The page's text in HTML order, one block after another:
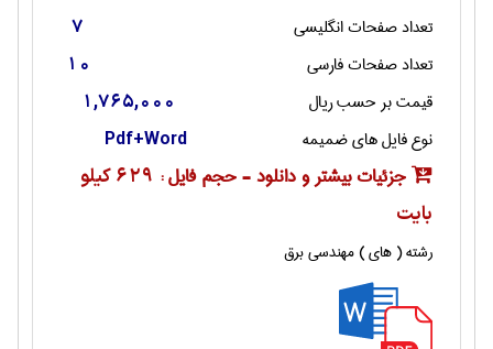
تعداد صفحات انگليسی 7
تعداد صفحات فارسی 10
قیمت بر حسب ریال 1,765,000
نوع فایل های ضمیمه Pdf+Word
جزئیات بیشتر و دانلود - حجم فایل :
629 کیلو
بایت
رشته ( های ) مهندسی برق